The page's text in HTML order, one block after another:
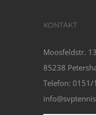
KONTAKT
Moosfeldstr. 13
85238
Telefon: